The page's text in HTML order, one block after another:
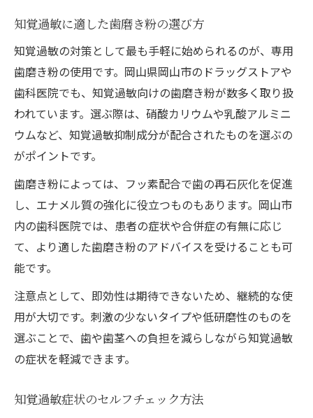
知覚過敏に適した歯磨き粉の選び方
知覚過敏の対策として最も手軽に始められるのが、専用
歯磨き粉の使用です。岡山県岡山市のドラッグストアや
歯科医院でも、知覚過敏向けの歯磨き粉が数多く取り扱
われています。選ぶ際は、硝酸カリウムや乳酸アルミニ
ウムなど、知覚過敏抑制成分が配合されたものを選ぶの
がポイントです。
歯磨き粉によっては、フッ素配合で歯の再石灰化を促進
し、エナメル質の強化に役立つものもあります。岡山市
内の歯科医院では、患者の症状や合併症の有無に応じ
て、より適した歯磨き粉のアドバイスを受けることも可
能です。
注意点として、即効性は期待できないため、継続的な使
用が大切です。刺激の少ないタイプや低研磨性のものを
選ぶことで、歯や歯茎への負担を減らしながら知覚過敏
の症状を軽減できます。
知覚過敏症状のセルフチェック方法